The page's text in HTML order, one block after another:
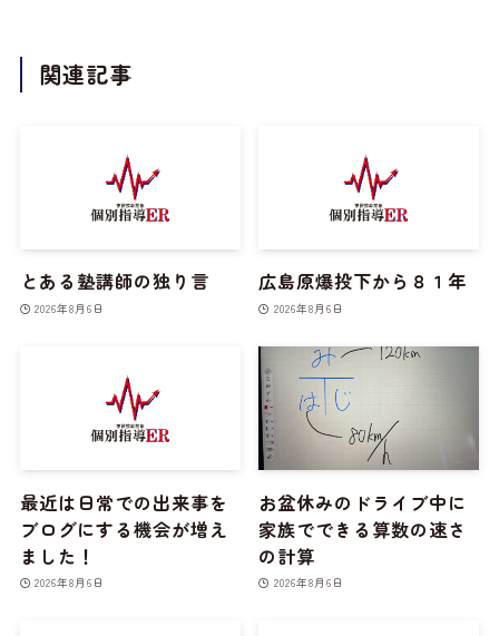
関連記事
とある塾講師の独り言
2026年8月6日
広島原爆投下から８１年
2026年8月6日
最近は日常での出来事を
ブログにする機会が増え
ました！
2026年8月6日
お盆休みのドライブ中に
家族でできる算数の速さ
の計算
2026年8月6日